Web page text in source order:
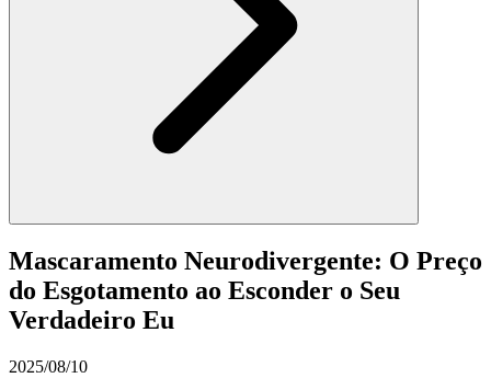
Mascaramento Neurodivergente: O Preço
do Esgotamento ao Esconder o Seu
Verdadeiro Eu
2025/08/10